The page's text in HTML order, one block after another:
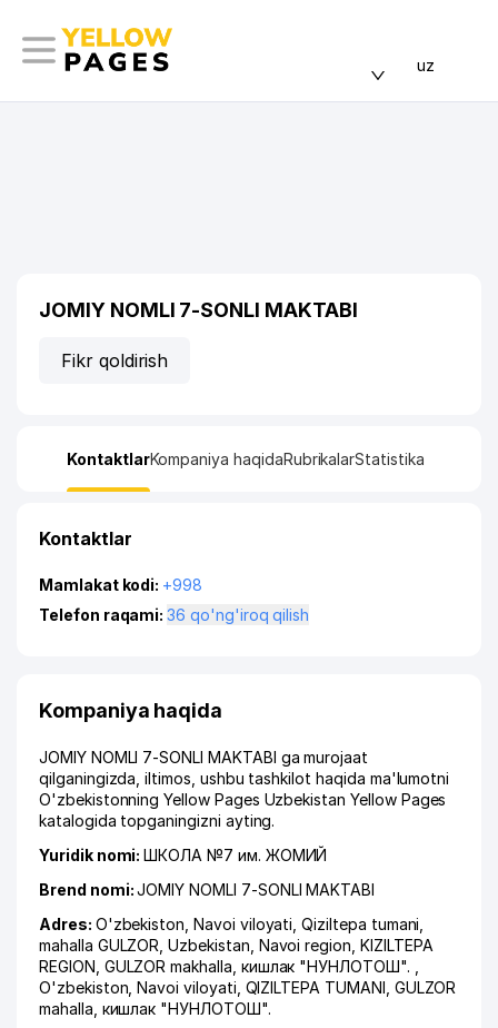
uz
JOMIY NOMLI 7-SONLI MAKTABI
Fikr qoldirish
KontaktlarKompaniya haqidaRubrikalarStatistika
Kontaktlar
Mamlakat kodi: +998
Telefon raqami:
36 qo'ng'iroq qilish
Kompaniya haqida
JOMIY NOMLI 7-SONLI MAKTABI ga murojaat
qilganingizda, iltimos, ushbu tashkilot haqida ma'lumotni
O'zbekistonning Yellow Pages Uzbekistan Yellow Pages
katalogida topganingizni ayting.
Yuridik nomi:ШКОЛА №7 им. ЖОМИЙ
Brend nomi:JOMIY NOMLI 7-SONLI MAKTABI
Adres: O'zbekiston,Navoi viloyati ,Qiziltepa tumani
mahalla GULZOR , Uzbekistan, Navoi region, KIZILTEPA
REGION, GULZOR makhalla, кишлак "НУНЛОТОШ". ,
O'zbekiston, Navoi viloyati, QIZILTEPA TUMANI, GULZOR
mahalla, кишлак "НУНЛОТОШ".